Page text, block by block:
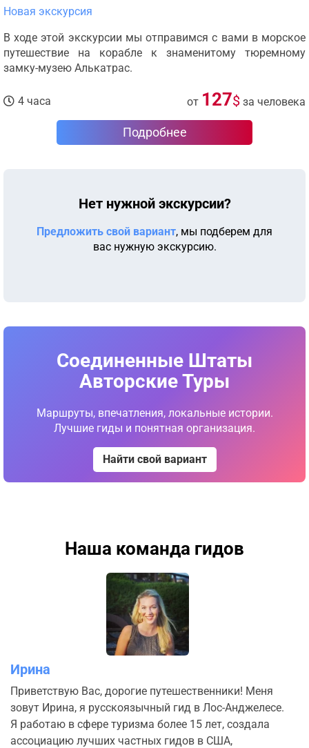
Новая экскурсия
В ходе этой экскурсии мы отправимся с вами в морское
путешествие на корабле к знаменитому тюремному
замку-музею Алькатрас.
4 часа от 127$ за человека
Подробнее
Нет нужной экскурсии?
Предложить свой вариант, мы подберем для
вас нужную экскурсию.
Соединенные Штаты
Авторские Туры
Маршруты, впечатления, локальные истории.
Лучшие гиды и понятная организация.
Найти свой вариант
Наша команда гидов
Ирина
Приветствую Вас, дорогие путешественники! Меня
зовут Ирина, я русскоязычный гид в Лос-Анджелесе.
Я работаю в сфере туризма более 15 лет, создала
ассоциацию лучших частных гидов в США,